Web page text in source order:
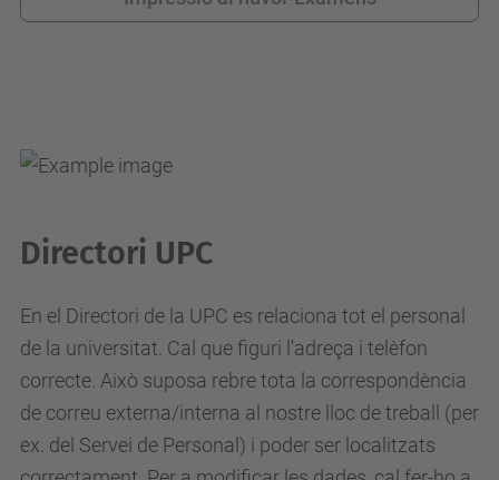
Directori UPC
En el Directori de la UPC es relaciona tot el personal
de la universitat. Cal que figuri l'adreça i telèfon
correcte. Això suposa rebre tota la correspondència
de correu externa/interna al nostre lloc de treball (per
ex. del Servei de Personal) i poder ser localitzats